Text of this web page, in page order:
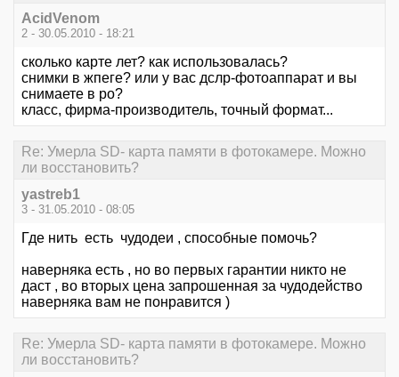
AcidVenom
2 - 30.05.2010 - 18:21
сколько карте лет? как использовалась?
снимки в жпеге? или у вас дслр-фотоаппарат и вы
снимаете в ро?
класс, фирма-производитель, точный формат...
Re: Умерла SD- карта памяти в фотокамере. Можно
ли восстановить?
yastreb1
3 - 31.05.2010 - 08:05
Где нить есть чудодеи , способные помочь?
наверняка есть , но во первых гарантии никто не
даст , во вторых цена запрошенная за чудодейство
наверняка вам не понравится )
Re: Умерла SD- карта памяти в фотокамере. Можно
ли восстановить?